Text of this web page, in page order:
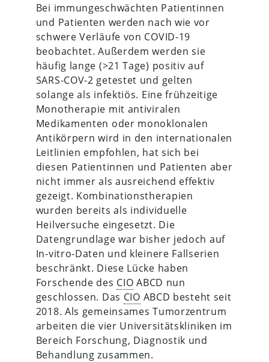
Bei immungeschwächten Patientinnen
und Patienten werden nach wie vor
schwere Verläufe von COVID-19
beobachtet. Außerdem werden sie
häufig lange (>21 Tage) positiv auf
SARS-COV-2 getestet und gelten
solange als infektiös. Eine frühzeitige
Monotherapie mit antiviralen
Medikamenten oder monoklonalen
Antikörpern wird in den internationalen
Leitlinien empfohlen, hat sich bei
diesen Patientinnen und Patienten aber
nicht immer als ausreichend effektiv
gezeigt. Kombinationstherapien
wurden bereits als individuelle
Heilversuche eingesetzt. Die
Datengrundlage war bisher jedoch auf
In-vitro-Daten und kleinere Fallserien
beschränkt. Diese Lücke haben
Forschende des CIO ABCD nun
geschlossen. Das CIO ABCD besteht seit
2018. Als gemeinsames Tumorzentrum
arbeiten die vier Universitätskliniken im
Bereich Forschung, Diagnostik und
Behandlung zusammen.